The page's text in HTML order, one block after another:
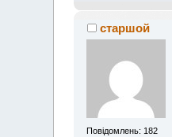
старшой
Повідомлень: 182